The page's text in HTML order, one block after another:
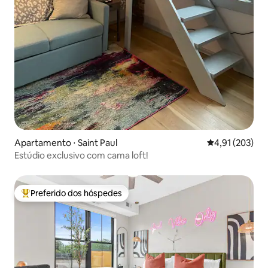
Apartamento ⋅ Saint Paul 4,91 de uma
4,91 (203)
Estúdio exclusivo com cama loft!
Entre os melhores preferidos dos hóspedes
Preferido dos hóspedes